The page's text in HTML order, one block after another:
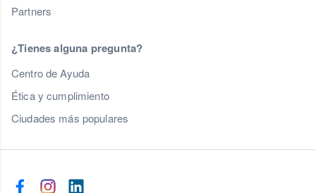
Partners
¿Tienes alguna pregunta?
Centro de Ayuda
Ética y cumplimiento
Ciudades más populares